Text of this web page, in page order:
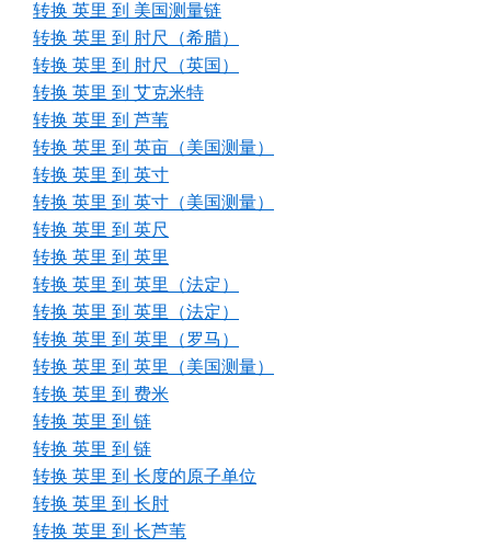
转换 英里 到 美国测量链
转换 英里 到 肘尺（希腊）
转换 英里 到 肘尺（英国）
转换 英里 到 艾克米特
转换 英里 到 芦苇
转换 英里 到 英亩（美国测量）
转换 英里 到 英寸
转换 英里 到 英寸（美国测量）
转换 英里 到 英尺
转换 英里 到 英里
转换 英里 到 英里（法定）
转换 英里 到 英里（法定）
转换 英里 到 英里（罗马）
转换 英里 到 英里（美国测量）
转换 英里 到 费米
转换 英里 到 链
转换 英里 到 链
转换 英里 到 长度的原子单位
转换 英里 到 长肘
转换 英里 到 长芦苇